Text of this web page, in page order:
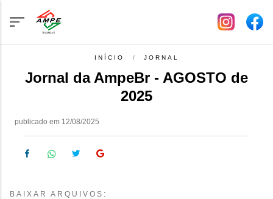
INÍCIO JORNAL
Jornal da AmpeBr - AGOSTO de
2025
publicado em 12/08/2025
BAIXAR ARQUIVOS: